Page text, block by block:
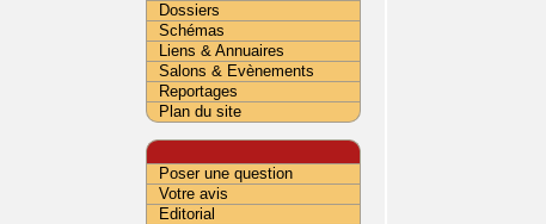
Dossiers
Schémas
Liens & Annuaires
Salons & Evènements
Reportages
Plan du site
Poser une question
Votre avis
Editorial